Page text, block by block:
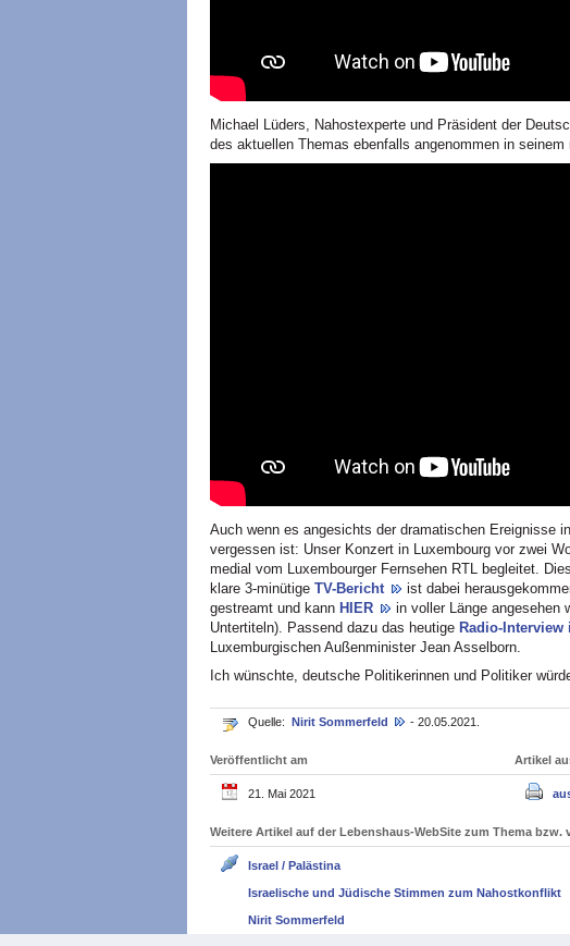
Michael Lüders, Nahostexperte und Präsident der
des aktuellen Themas ebenfalls angenommen in
Auch wenn es angesichts der dramatischen Ereignisse
vergessen ist: Unser Konzert in Luxembourg vor zwei
medial vom Luxembourger Fernsehen RTL begleitet.
klare 3-minütige TV-Bericht
ist dabei
gestreamt und kann HIER in voller Länge angesehen
Untertiteln). Passend dazu das heutige Radio-
Luxemburgischen Außenminister Jean Asselborn.
Ich wünschte, deutsche Politikerinnen und Politiker
Quelle: Nirit Sommerfeld - 20.05.2021.
Veröffentlicht am
21. Mai 2021
Artikel
Weitere Artikel auf der Lebenshaus-WebSite zum Thema bzw.
Israel / Palästina
Israelische und Jüdische Stimmen zum Nahostkonflikt
Nirit Sommerfeld